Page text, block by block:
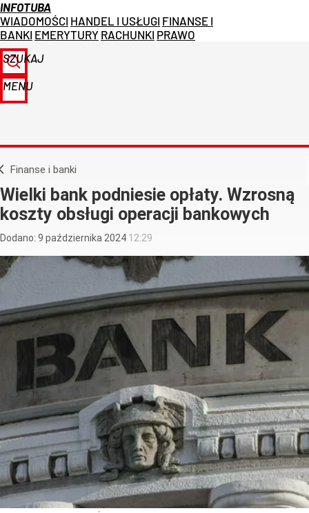
INFOTUBA
WIADOMOŚCI HANDEL I USŁUGI FINANSE I
BANKI EMERYTURY RACHUNKI PRAWO
SZUKAJ
MENU
Finanse i banki
Wielki bank podniesie opłaty. Wzrosną
koszty obsługi operacji bankowych
Dodano: 9 października 2024 12:29